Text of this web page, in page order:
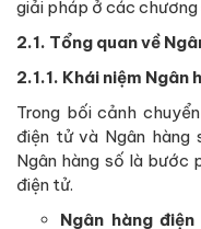
giải pháp ở các chương
2.1. Tổng quan về
2.1.1. Khái niệm Ngân
Trong bối cảnh
điện tử và Ngân hàng
Ngân hàng số là bước
điện tử.
Ngân hàng